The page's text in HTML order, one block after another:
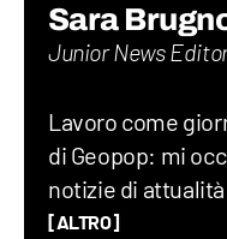
Sara
Junior News
Lavoro come
di Geopop: mi
notizie di
sul Pianeta Terra,
[ALTRO]